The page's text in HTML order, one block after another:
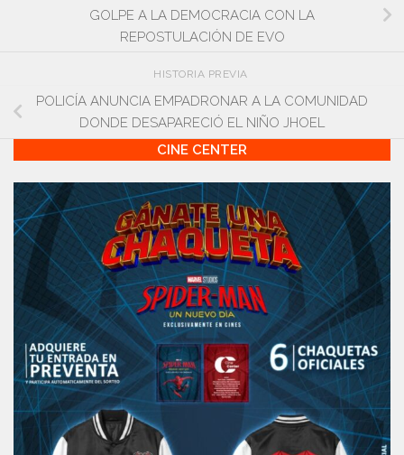
GOLPE A LA DEMOCRACIA CON LA
REPOSTULACIÓN DE EVO
HISTORIA PREVIA
POLICÍA ANUNCIA EMPADRONAR A LA COMUNIDAD
DONDE DESAPARECIÓ EL NIÑO JHOEL
CINE CENTER